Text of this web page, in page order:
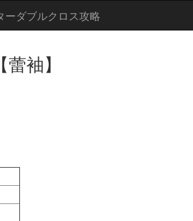
ーダブルクロス攻略
袖】